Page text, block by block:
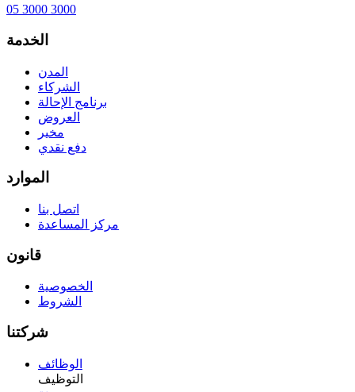
05 3000 3000
الخدمة
المدن
الشركاء
برنامج الإحالة
العروض
مخير
دفع نقدي
الموارد
اتصل بنا
مركز المساعدة
قانون
الخصوصية
الشروط
شركتنا
الوظائف
التوظيف